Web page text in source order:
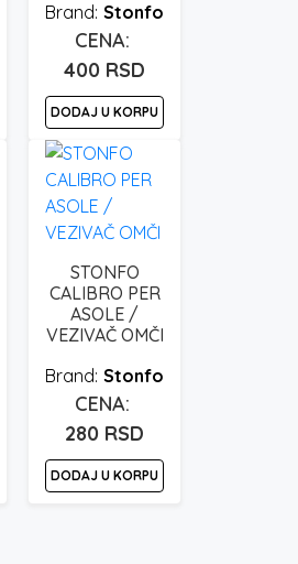
Stonfo
400 RSD
DODAJ U KORPU
STONFO
CALIBRO PER
ASOLE /
VEZIVAČ OMČI
Stonfo
280 RSD
DODAJ U KORPU